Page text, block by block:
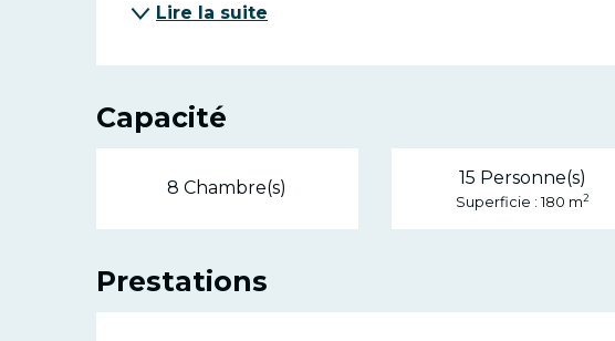
Lire la suite
Capacité
8 Chambre(s) 15 Personne(s)
Superficie : 180 m2
Prestations